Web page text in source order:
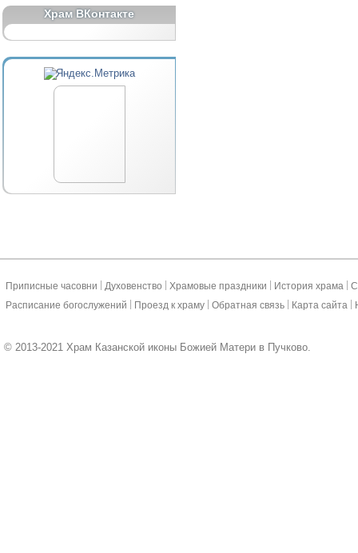
Храм ВКонтакте
Приписные часовни Духовенство Храмовые праздники История храма
Расписание богослужений
Проезд к храму Обратная связь Карта сайта
© 2013-2021 Храм Казанской иконы Божией Матери в Пучково.